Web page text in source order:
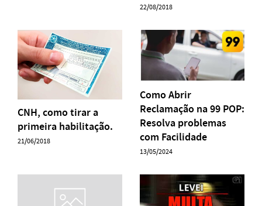
22/08/2018
CNH, como tirar a
primeira habilitação.
21/06/2018
Como Abrir
Reclamação na 99 POP:
Resolva problemas
com Facilidade
13/05/2024